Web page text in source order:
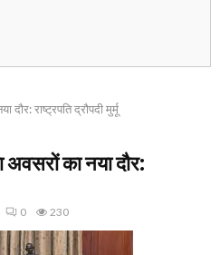
राष्ट्रपति द्रौपदी मुर्मू
का नया दौर:
0 230